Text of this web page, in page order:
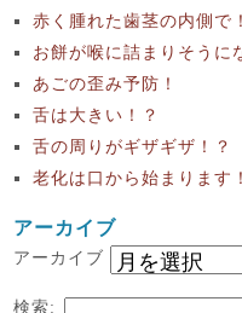
赤く腫れた歯茎の内側で
お餅が喉に詰まりそうに
あごの歪み予防！
舌は大きい！？
舌の周りがギザギザ！？
老化は口から始まります！
アーカイブ
アーカイブ
検索: